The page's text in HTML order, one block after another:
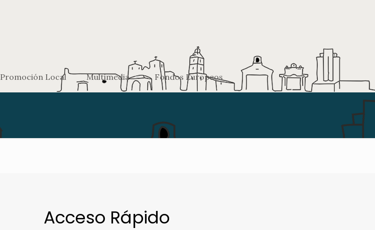
Promoción Local Multimedia Fondos Europeos
Acceso Rápido